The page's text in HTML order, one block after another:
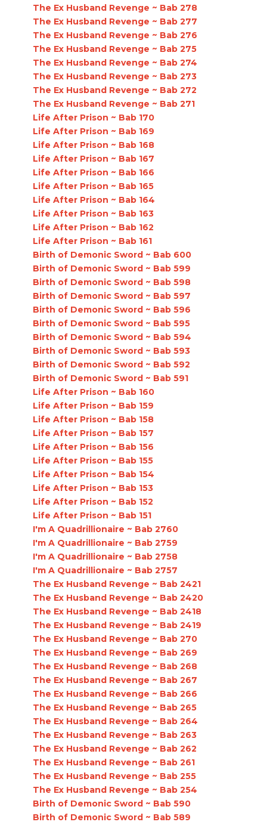
The Ex Husband Revenge ~ Bab 278
The Ex Husband Revenge ~ Bab 277
The Ex Husband Revenge ~ Bab 276
The Ex Husband Revenge ~ Bab 275
The Ex Husband Revenge ~ Bab 274
The Ex Husband Revenge ~ Bab 273
The Ex Husband Revenge ~ Bab 272
The Ex Husband Revenge ~ Bab 271
Life After Prison ~ Bab 170
Life After Prison ~ Bab 169
Life After Prison ~ Bab 168
Life After Prison ~ Bab 167
Life After Prison ~ Bab 166
Life After Prison ~ Bab 165
Life After Prison ~ Bab 164
Life After Prison ~ Bab 163
Life After Prison ~ Bab 162
Life After Prison ~ Bab 161
Birth of Demonic Sword ~ Bab 600
Birth of Demonic Sword ~ Bab 599
Birth of Demonic Sword ~ Bab 598
Birth of Demonic Sword ~ Bab 597
Birth of Demonic Sword ~ Bab 596
Birth of Demonic Sword ~ Bab 595
Birth of Demonic Sword ~ Bab 594
Birth of Demonic Sword ~ Bab 593
Birth of Demonic Sword ~ Bab 592
Birth of Demonic Sword ~ Bab 591
Life After Prison ~ Bab 160
Life After Prison ~ Bab 159
Life After Prison ~ Bab 158
Life After Prison ~ Bab 157
Life After Prison ~ Bab 156
Life After Prison ~ Bab 155
Life After Prison ~ Bab 154
Life After Prison ~ Bab 153
Life After Prison ~ Bab 152
Life After Prison ~ Bab 151
I'm A Quadrillionaire ~ Bab 2760
I'm A Quadrillionaire ~ Bab 2759
I'm A Quadrillionaire ~ Bab 2758
I'm A Quadrillionaire ~ Bab 2757
The Ex Husband Revenge ~ Bab 2421
The Ex Husband Revenge ~ Bab 2420
The Ex Husband Revenge ~ Bab 2418
The Ex Husband Revenge ~ Bab 2419
The Ex Husband Revenge ~ Bab 270
The Ex Husband Revenge ~ Bab 269
The Ex Husband Revenge ~ Bab 268
The Ex Husband Revenge ~ Bab 267
The Ex Husband Revenge ~ Bab 266
The Ex Husband Revenge ~ Bab 265
The Ex Husband Revenge ~ Bab 264
The Ex Husband Revenge ~ Bab 263
The Ex Husband Revenge ~ Bab 262
The Ex Husband Revenge ~ Bab 261
The Ex Husband Revenge ~ Bab 255
The Ex Husband Revenge ~ Bab 254
Birth of Demonic Sword ~ Bab 590
Birth of Demonic Sword ~ Bab 589